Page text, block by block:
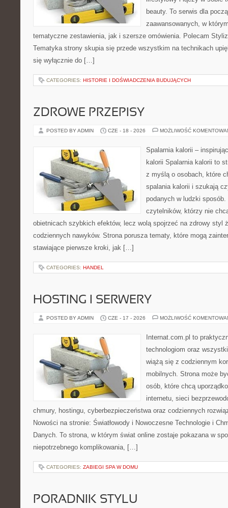
beauty. To serwis dla
zaawansowanych, w
tematyczne zestawienia, jak i szersze omówienia. Polecam
Tematyka strony skupia się przede wszystkim na technikach
się wyłącznie do […]
CATEGORIES: HISTORIE I DOŚWIADCZENIA BUDUJĄCYCH
ZDROWE PRZEPISY
POSTED BY ADMIN CZE - 18 - 2026 MOŻLIWOŚĆ
Spalarnia kalorii –
kalorii Spalarnia kalorii to
z myślą o osobach, które
spalania kalorii i szukają
podanych w ludzki sposób.
czytelników, którzy nie
obietnicach szybkich efektów, lecz wolą spojrzeć na zdrowy styl
codziennych nawyków. Strona porusza tematy, które mogą
stawiające pierwsze kroki, jak […]
CATEGORIES: HANDEL
HOSTING I SERWERY
POSTED BY ADMIN CZE - 17 - 2026 MOŻLIWOŚĆ
Internat.com.pl to
technologiom oraz
wiążą się z codziennym
mobilnych. Strona może
osób, które chcą
internetu, sieci
chmury, hostingu, cyberbezpieczeństwa oraz codziennych
Nowości na stronie: Światłowody i Nowoczesne Technologie i
Danych. To strona, w którym świat online zostaje pokazana w
niepotrzebnego komplikowania, […]
CATEGORIES: ZABIEGI SPA W DOMU
PORADNIK STYLU